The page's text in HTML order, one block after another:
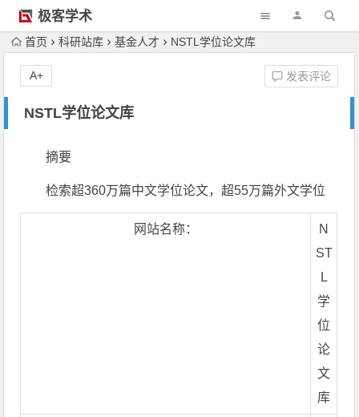
极客学术
首页 科研站库 基金人才 NSTL学位论文库
NSTL学位论文库
发表评论
A+
摘要
检索超360万篇中文学位论文，超55万篇外文学位
网站名称：
N
ST
L
学
位
论
文
库